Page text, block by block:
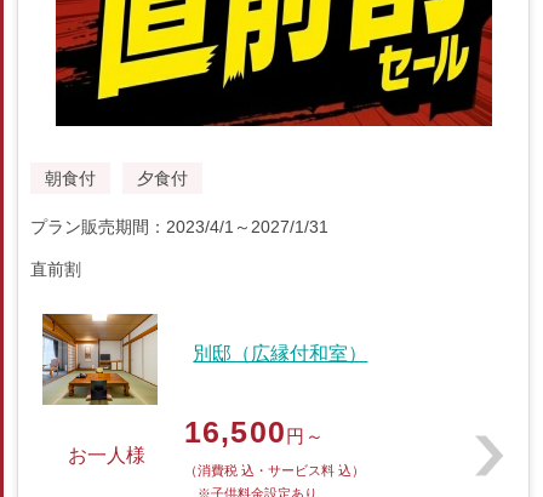
朝食付 夕食付
プラン販売期間：2023/4/1～2027/1/31
直前割
別邸（広縁付和室）
お一人様
16,500円～
（消費税 込・サービス料 込）
※子供料金設定あり